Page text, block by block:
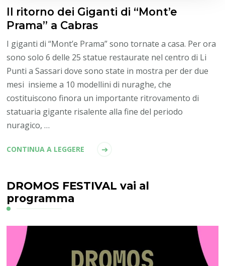
Il ritorno dei Giganti di “Mont’e
Prama” a Cabras
I giganti di “Mont’e Prama” sono tornate a casa. Per ora
sono solo 6 delle 25 statue restaurate nel centro di Li
Punti a Sassari dove sono state in mostra per der due
mesi insieme a 10 modellini di nuraghe, che
costituiscono finora un importante ritrovamento di
statuaria gigante risalente alla fine del periodo
nuragico, …
CONTINUA A LEGGERE
DROMOS FESTIVAL vai al
programma